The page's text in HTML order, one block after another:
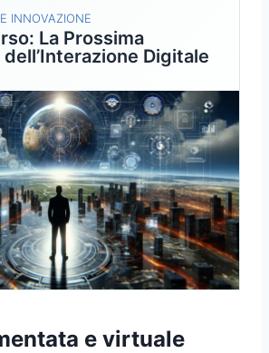
INNOVAZIONE
La Prossima
Digitale
e virtuale